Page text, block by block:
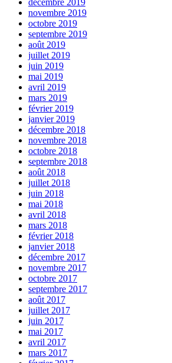
novembre 2019
octobre 2019
septembre 2019
août 2019
juillet 2019
juin 2019
mai 2019
avril 2019
mars 2019
février 2019
janvier 2019
décembre 2018
novembre 2018
octobre 2018
septembre 2018
août 2018
juillet 2018
juin 2018
mai 2018
avril 2018
mars 2018
février 2018
janvier 2018
décembre 2017
novembre 2017
octobre 2017
septembre 2017
août 2017
juillet 2017
juin 2017
mai 2017
avril 2017
mars 2017